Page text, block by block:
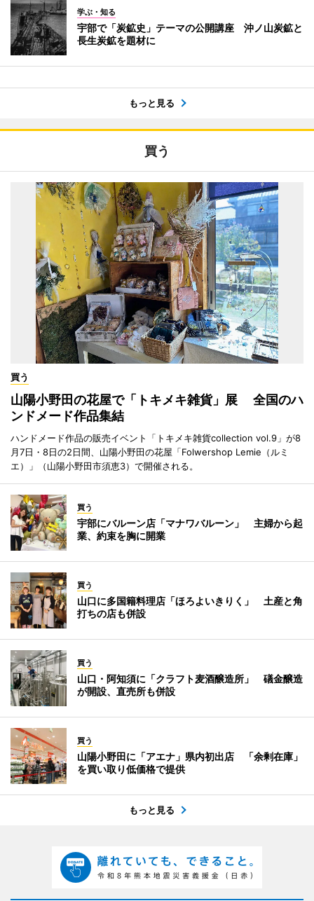
学ぶ・知る
宇部で「炭鉱史」テーマの公開講座 沖ノ山炭鉱と
長生炭鉱を題材に
もっと見る
買う
買う
山陽小野田の花屋で「トキメキ雑貨」展 全国のハ
ンドメード作品集結
ハンドメード作品の販売イベント「トキメキ雑貨collection vol.9」が8
月7日・8日の2日間、山陽小野田の花屋「Folwershop Lemie（ルミ
エ）」（山陽小野田市須恵3）で開催される。
買う
宇部にバルーン店「マナワバルーン」 主婦から起
業、約束を胸に開業
買う
山口に多国籍料理店「ほろよいきりく」 土産と角
打ちの店も併設
買う
山口・阿知須に「クラフト麦酒醸造所」 礒金醸造
が開設、直売所も併設
買う
山陽小野田に「アエナ」県内初出店 「余剰在庫」
を買い取り低価格で提供
もっと見る